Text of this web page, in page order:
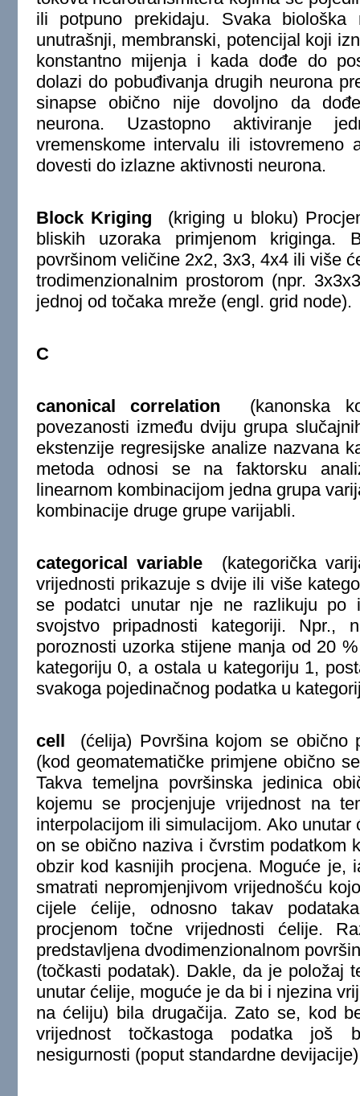
ili potpuno prekidaju. Svaka biološka
unutrašnji, membranski, potencijal koji
konstantno mijenja i kada dođe do
dolazi do pobuđivanja drugih neurona
sinapse obično nije dovoljno da
neurona. Uzastopno aktiviranje
vremenskome intervalu ili istovremeno
dovesti do izlazne aktivnosti neurona.
Block Kriging (kriging u bloku)
bliskih uzoraka primjenom kriginga.
površinom veličine 2x2, 3x3, 4x4 ili više
trodimenzionalnim prostorom (npr.
jednoj od točaka mreže (engl. grid node).
C
canonical correlation (kanonska
povezanosti između dviju grupa
ekstenzije regresijske analize nazvana
metoda odnosi se na faktorsku
linearnom kombinacijom jedna grupa
kombinacije druge grupe varijabli.
categorical variable (kategorička
vrijednosti prikazuje s dvije ili više
se podatci unutar nje ne razlikuju po
svojstvo pripadnosti kategoriji. Npr.,
poroznosti uzorka stijene manja od 20
kategoriju 0, a ostala u kategoriju 1,
svakoga pojedinačnog podatka u
cell (ćelija) Površina kojom se obično
(kod geomatematičke primjene obično
Takva temeljna površinska jedinica
kojemu se procjenjuje vrijednost na
interpolacijom ili simulacijom. Ako
on se obično naziva i čvrstim podatkom
obzir kod kasnijih procjena. Moguće je,
smatrati nepromjenjivom vrijednošću
cijele ćelije, odnosno takav
procjenom točne vrijednosti ćelije.
predstavljena dvodimenzionalnom
(točkasti podatak). Dakle, da je položaj
unutar ćelije, moguće je da bi i njezina
na ćeliju) bila drugačija. Zato se, kod
vrijednost točkastoga podatka još
nesigurnosti (poput standardne